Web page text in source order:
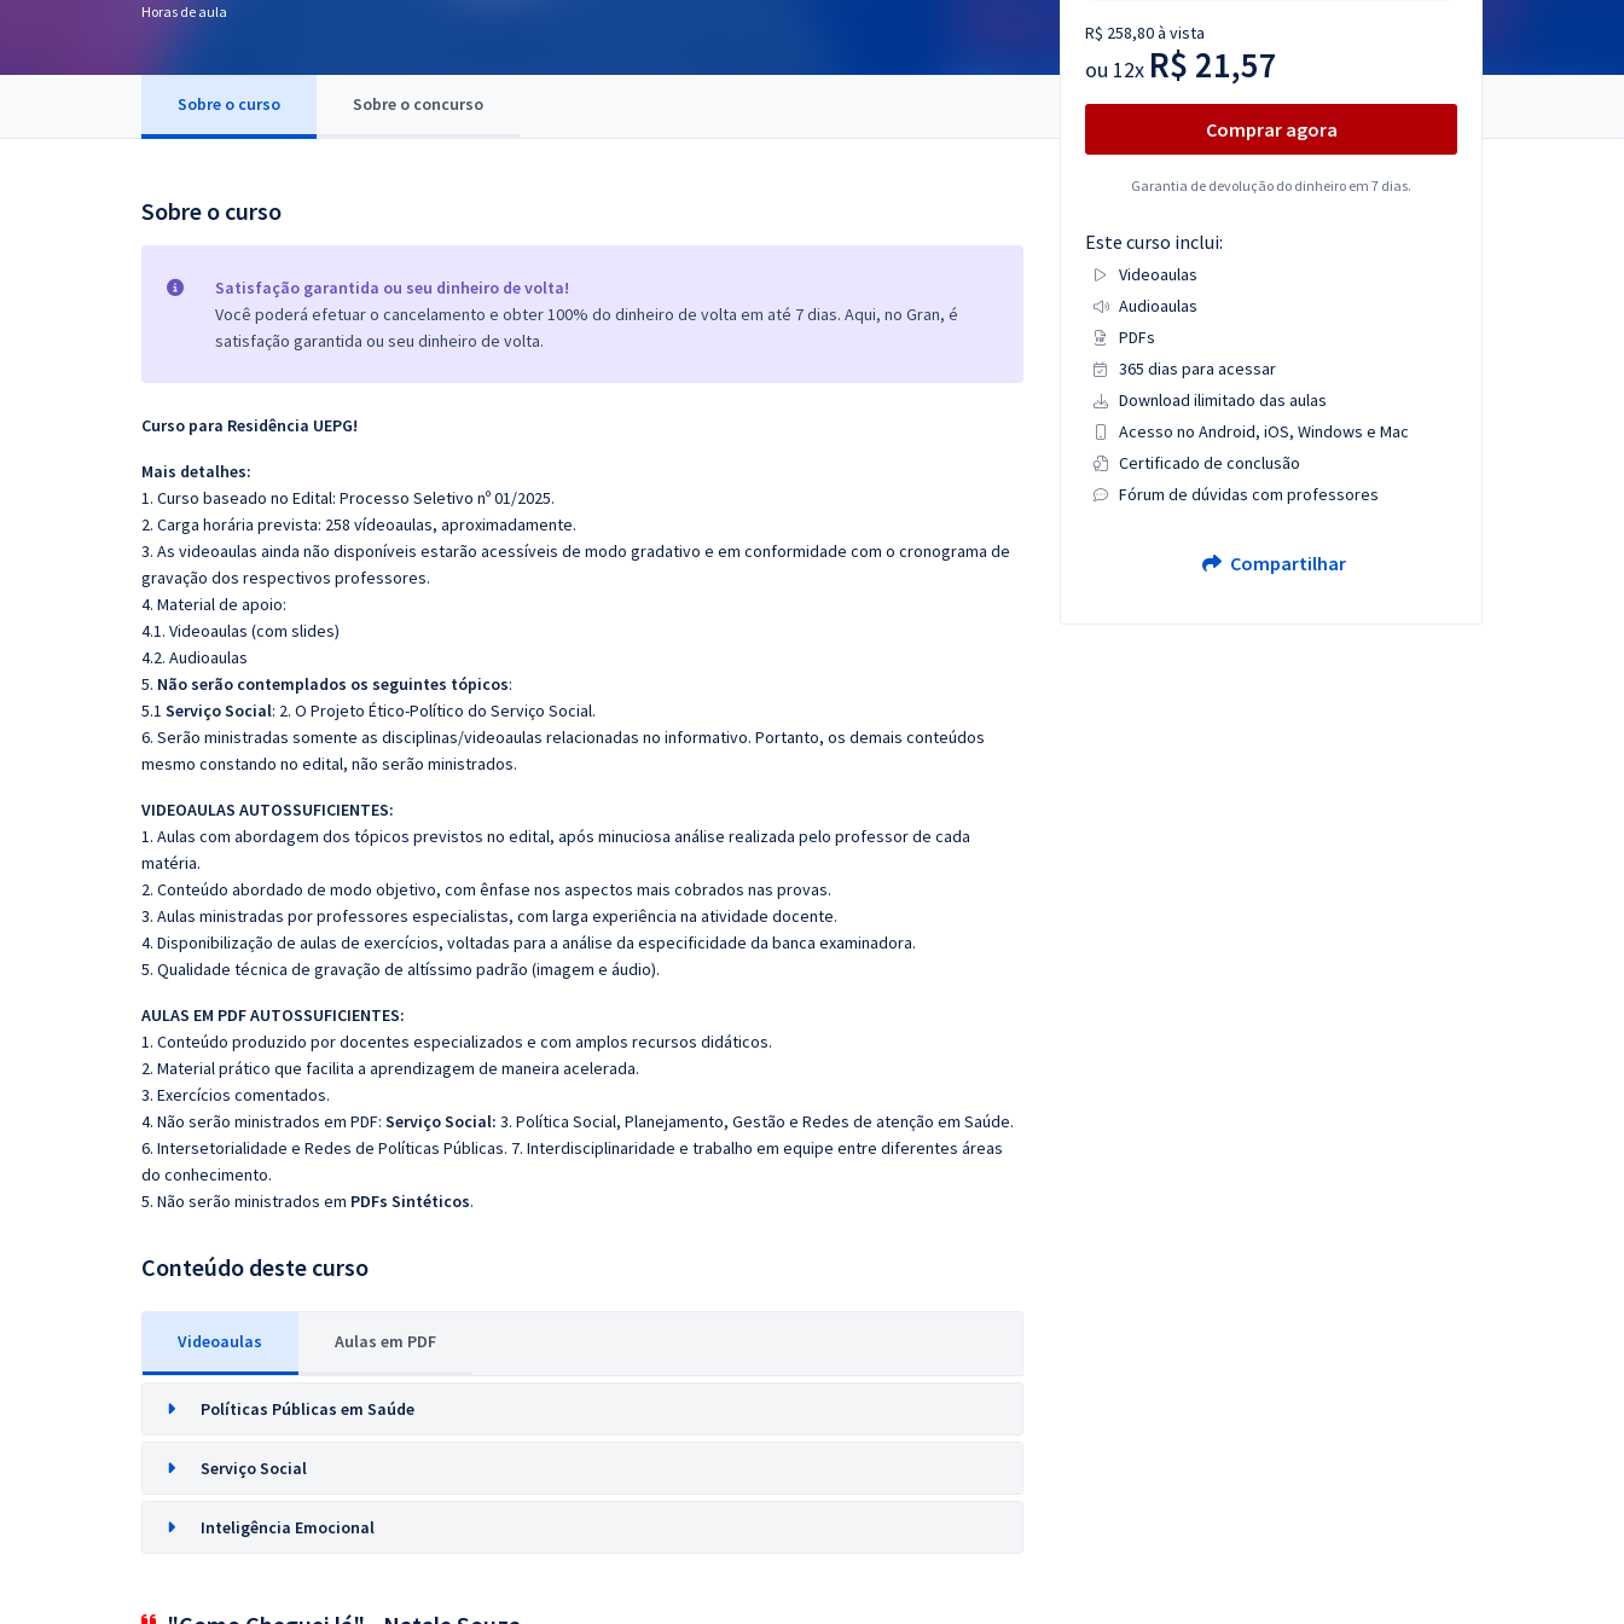
OAB
Questões grátis
Conteúdo gratuito
Horas de aula
Sobre o curso Sobre o concurso
Sobre o curso
Satisfação garantida ou seu dinheiro de volta!
Você poderá efetuar o cancelamento e obter 100% do dinheiro de volta em até 7 dias. Aqui, no Gran, é
satisfação garantida ou seu dinheiro de volta.
Curso para Residência UEPG!
Mais detalhes:
1. Curso baseado no Edital: Processo Seletivo nº 01/2025.
2. Carga horária prevista: 258 vídeoaulas, aproximadamente.
3. As videoaulas ainda não disponíveis estarão acessíveis de modo gradativo e em conformidade com o cronograma de
gravação dos respectivos professores.
4. Material de apoio:
4.1. Videoaulas (com slides)
4.2. Audioaulas
5. Não serão contemplados os seguintes tópicos:
5.1 Serviço Social: 2. O Projeto Ético-Político do Serviço Social.
6. Serão ministradas somente as disciplinas/videoaulas relacionadas no informativo. Portanto, os demais conteúdos
mesmo constando no edital, não serão ministrados.
VIDEOAULAS AUTOSSUFICIENTES:
1. Aulas com abordagem dos tópicos previstos no edital, após minuciosa análise realizada pelo professor de cada
matéria.
2. Conteúdo abordado de modo objetivo, com ênfase nos aspectos mais cobrados nas provas.
3. Aulas ministradas por professores especialistas, com larga experiência na atividade docente.
4. Disponibilização de aulas de exercícios, voltadas para a análise da especificidade da banca examinadora.
5. Qualidade técnica de gravação de altíssimo padrão (imagem e áudio).
AULAS EM PDF AUTOSSUFICIENTES:
1. Conteúdo produzido por docentes especializados e com amplos recursos didáticos.
2. Material prático que facilita a aprendizagem de maneira acelerada.
3. Exercícios comentados.
4. Não serão ministrados em PDF: Serviço Social: 3. Política Social, Planejamento, Gestão e Redes de atenção em Saúde.
6. Intersetorialidade e Redes de Políticas Públicas. 7. Interdisciplinaridade e trabalho em equipe entre diferentes áreas
do conhecimento.
5. Não serão ministrados em PDFs Sintéticos.
Conteúdo deste curso
Videoaulas Aulas em PDF
Políticas Públicas em Saúde
Serviço Social
Inteligência Emocional
R$ 258,80 à vista
ou 12x R$ 21,57
Comprar agora
Garantia de devolução do dinheiro em 7 dias.
Este curso inclui:
Videoaulas
Audioaulas
PDFs
365 dias para acessar
Download ilimitado das aulas
Acesso no Android, iOS, Windows e Mac
Certificado de conclusão
Fórum de dúvidas com professores
Compartilhar